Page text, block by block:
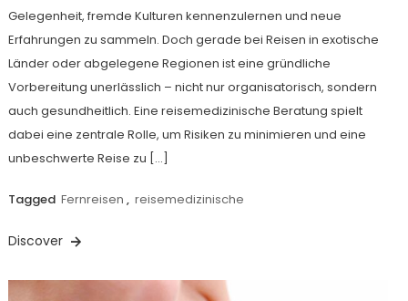
Gelegenheit, fremde Kulturen kennenzulernen und neue
Erfahrungen zu sammeln. Doch gerade bei Reisen in exotische
Länder oder abgelegene Regionen ist eine gründliche
Vorbereitung unerlässlich – nicht nur organisatorisch, sondern
auch gesundheitlich. Eine reisemedizinische Beratung spielt
dabei eine zentrale Rolle, um Risiken zu minimieren und eine
unbeschwerte Reise zu […]
Tagged Fernreisen , reisemedizinische
Discover